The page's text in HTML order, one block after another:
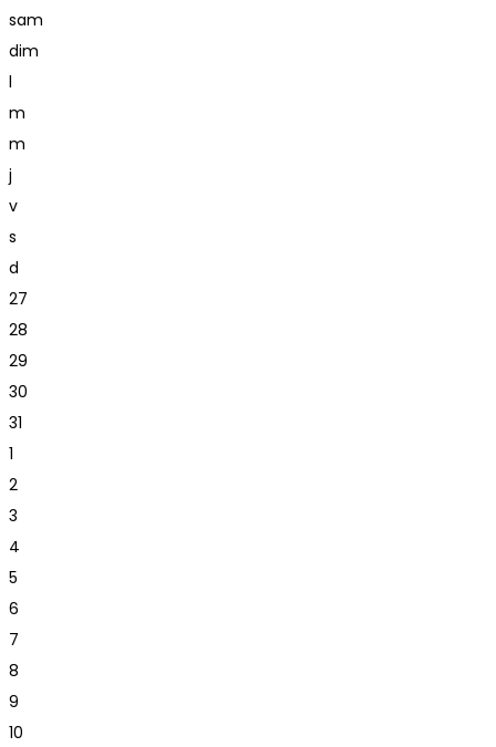
sam
dim
l
m
m
j
v
s
d
27
28
29
30
31
1
2
3
4
5
6
7
8
9
10